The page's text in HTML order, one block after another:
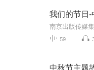
我们的节日-
59
中秋节主题